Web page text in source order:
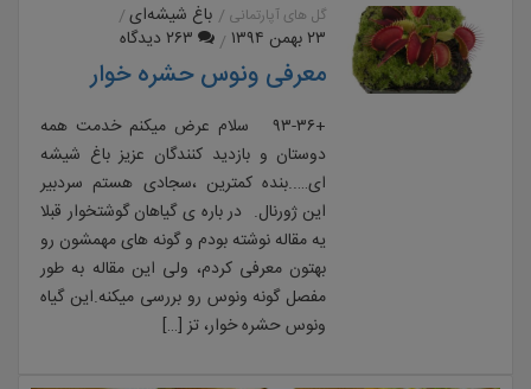
گل های آپارتمانی
باغ شیشه‌ای
۲۳ بهمن ۱۳۹۴
۲۶۳ دیدگاه
معرفی ونوس حشره خوار
+۹۳-۳۶ سلام عرض میکنم خدمت همه
دوستان و بازدید کنندگان عزیز باغ شیشه
ای…..بنده کمترین ،سجادی هستم سردبیر
این ژورنال. در باره ی گیاهان گوشتخوار قبلا
یه مقاله نوشته بودم و گونه های مهمشون رو
بهتون معرفی کردم، ولی این مقاله به طور
مفصل گونه ونوس رو بررسی میکنه.این گیاه
ونوس حشره خوار، تز […]